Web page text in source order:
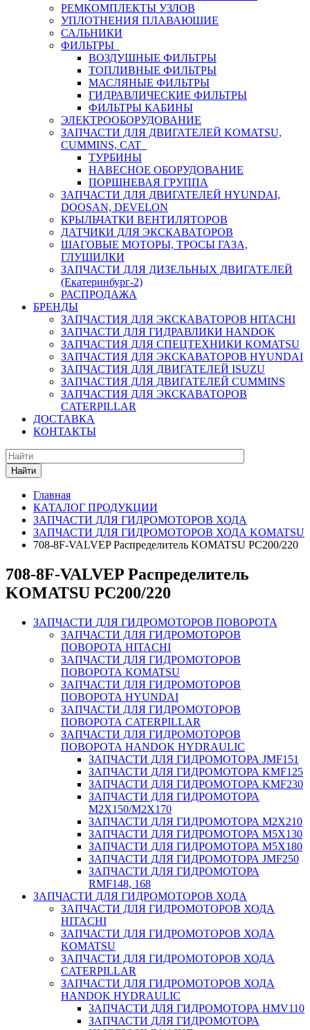
РЕМКОМПЛЕКТЫ УЗЛОВ
УПЛОТНЕНИЯ ПЛАВАЮЩИЕ
САЛЬНИКИ
ФИЛЬТРЫ
ВОЗДУШНЫЕ ФИЛЬТРЫ
ТОПЛИВНЫЕ ФИЛЬТРЫ
МАСЛЯНЫЕ ФИЛЬТРЫ
ГИДРАВЛИЧЕСКИЕ ФИЛЬТРЫ
ФИЛЬТРЫ КАБИНЫ
ЭЛЕКТРООБОРУДОВАНИЕ
ЗАПЧАСТИ ДЛЯ ДВИГАТЕЛЕЙ KOMATSU,
CUMMINS, CAT
ТУРБИНЫ
НАВЕСНОЕ ОБОРУДОВАНИЕ
ПОРШНЕВАЯ ГРУППА
ЗАПЧАСТИ ДЛЯ ДВИГАТЕЛЕЙ HYUNDAI,
DOOSAN, DEVELON
КРЫЛЬЧАТКИ ВЕНТИЛЯТОРОВ
ДАТЧИКИ ДЛЯ ЭКСКАВАТОРОВ
ШАГОВЫЕ МОТОРЫ, ТРОСЫ ГАЗА,
ГЛУШИЛКИ
ЗАПЧАСТИ ДЛЯ ДИЗЕЛЬНЫХ ДВИГАТЕЛЕЙ
(Екатеринбург-2)
РАСПРОДАЖА
БРЕНДЫ
ЗАПЧАСТИЯ ДЛЯ ЭКСКАВАТОРОВ HITACHI
ЗАПЧАСТИ ДЛЯ ГИДРАВЛИКИ HANDOK
ЗАПЧАСТИЯ ДЛЯ СПЕЦТЕХНИКИ KOMATSU
ЗАПЧАСТИЯ ДЛЯ ЭКСКАВАТОРОВ HYUNDAI
ЗАПЧАСТИЯ ДЛЯ ДВИГАТЕЛЕЙ ISUZU
ЗАПЧАСТИЯ ДЛЯ ДВИГАТЕЛЕЙ CUMMINS
ЗАПЧАСТИЯ ДЛЯ ЭКСКАВАТОРОВ
CATERPILLAR
ДОСТАВКА
КОНТАКТЫ
Найти
Главная
КАТАЛОГ ПРОДУКЦИИ
ЗАПЧАСТИ ДЛЯ ГИДРОМОТОРОВ ХОДА
ЗАПЧАСТИ ДЛЯ ГИДРОМОТОРОВ ХОДА KOMATSU
708-8F-VALVEP Распределитель KOMATSU PC200/220
708-8F-VALVEP Распределитель
KOMATSU PC200/220
ЗАПЧАСТИ ДЛЯ ГИДРОМОТОРОВ ПОВОРОТА
ЗАПЧАСТИ ДЛЯ ГИДРОМОТОРОВ
ПОВОРОТА HITACHI
ЗАПЧАСТИ ДЛЯ ГИДРОМОТОРОВ
ПОВОРОТА KOMATSU
ЗАПЧАСТИ ДЛЯ ГИДРОМОТОРОВ
ПОВОРОТА HYUNDAI
ЗАПЧАСТИ ДЛЯ ГИДРОМОТОРОВ
ПОВОРОТА CATERPILLAR
ЗАПЧАСТИ ДЛЯ ГИДРОМОТОРОВ
ПОВОРОТА HANDOK HYDRAULIC
ЗАПЧАСТИ ДЛЯ ГИДРОМОТОРА JMF151
ЗАПЧАСТИ ДЛЯ ГИДРОМОТОРА KMF125
ЗАПЧАСТИ ДЛЯ ГИДРОМОТОРА KMF230
ЗАПЧАСТИ ДЛЯ ГИДРОМОТОРА
M2X150/M2X170
ЗАПЧАСТИ ДЛЯ ГИДРОМОТОРА M2X210
ЗАПЧАСТИ ДЛЯ ГИДРОМОТОРА M5X130
ЗАПЧАСТИ ДЛЯ ГИДРОМОТОРА M5X180
ЗАПЧАСТИ ДЛЯ ГИДРОМОТОРА JMF250
ЗАПЧАСТИ ДЛЯ ГИДРОМОТОРА
RMF148, 168
ЗАПЧАСТИ ДЛЯ ГИДРОМОТОРОВ ХОДА
ЗАПЧАСТИ ДЛЯ ГИДРОМОТОРОВ ХОДА
HITACHI
ЗАПЧАСТИ ДЛЯ ГИДРОМОТОРОВ ХОДА
KOMATSU
ЗАПЧАСТИ ДЛЯ ГИДРОМОТОРОВ ХОДА
CATERPILLAR
ЗАПЧАСТИ ДЛЯ ГИДРОМОТОРОВ ХОДА
HANDOK HYDRAULIC
ЗАПЧАСТИ ДЛЯ ГИДРОМОТОРА HMV110
ЗАПЧАСТИ ДЛЯ ГИДРОМОТОРА